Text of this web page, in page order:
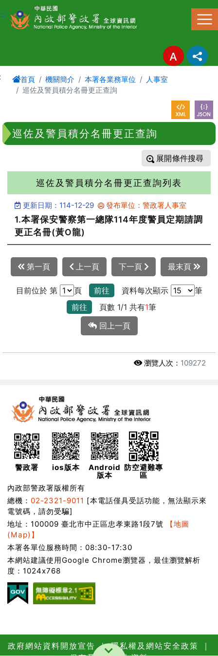
進入內容區塊
:::
首頁 機關簡介 本署各業務單位
人事室
巡佐及警員積分名冊更正查詢
巡佐及警員積分名冊更正查詢
條件搜尋
巡佐及警員積分名冊更正查詢列表
更新日期：114-12-29 發布單位：警政署人事室
1.本署保安警察第一總隊114年度警員定期請調
更正名冊(黃O龍)
第一頁 上一頁 下一頁 最末頁
目前位於 第 頁 前往 資料每次顯示
筆
前往
頁數 1/1 共有1筆
回上一頁
瀏覽人次： 109272
警政署 ios版本
Android
版本
防空避難專
區
內政部警政署版權所有
總機： 02-2321-9011 [本電話僅具受話功能，無法顯示來
電號碼，請勿受騙]
地址：100009 臺北市中正區忠孝東路1段7號
【地圖
(Map)】
本署各單位服務時間：08:30-17:30
本網站建議使用Google Chrome瀏覽器，最佳瀏覽解析
度：1024x768
政府網站資料開放宣告 ｜隱私權及網站安全政策 ｜